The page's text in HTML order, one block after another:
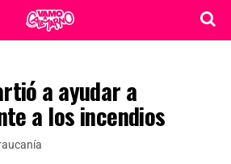
a ayudar a
a los incendios